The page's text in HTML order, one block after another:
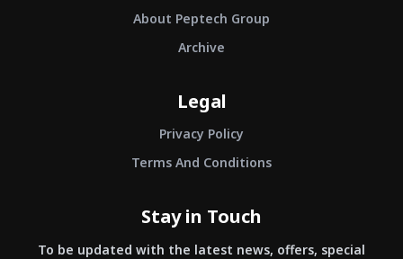
About Peptech Group
Archive
Legal
Privacy Policy
Terms And Conditions
Stay in Touch
To be updated with the latest news, offers, special